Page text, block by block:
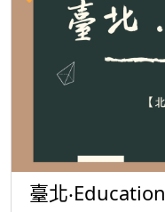
臺北‧Education